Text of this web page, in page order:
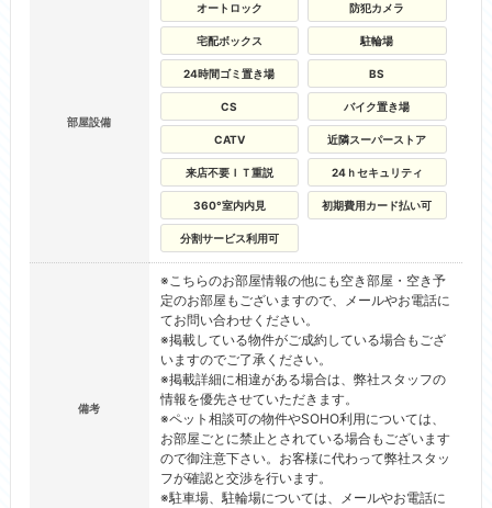
部屋設備
オートロック 防犯カメラ
宅配ボックス 駐輪場
24時間ゴミ置き場 BS
CS バイク置き場
CATV 近隣スーパーストア
来店不要ＩＴ重説 24ｈセキュリティ
360°室内内見 初期費用カード払い可
分割サービス利用可
備考
※こちらのお部屋情報の他にも空き部屋・空き予
定のお部屋もございますので、メールやお電話に
てお問い合わせください。
※掲載している物件がご成約している場合もござ
いますのでご了承ください。
※掲載詳細に相違がある場合は、弊社スタッフの
情報を優先させていただきます。
※ペット相談可の物件やSOHO利用については、
お部屋ごとに禁止とされている場合もございます
ので御注意下さい。お客様に代わって弊社スタッ
フが確認と交渉を行います。
※駐車場、駐輪場については、メールやお電話に